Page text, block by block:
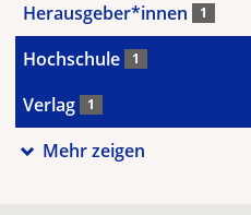
Herausgeber*innen 1
Hochschule 1
Verlag 1
Mehr zeigen